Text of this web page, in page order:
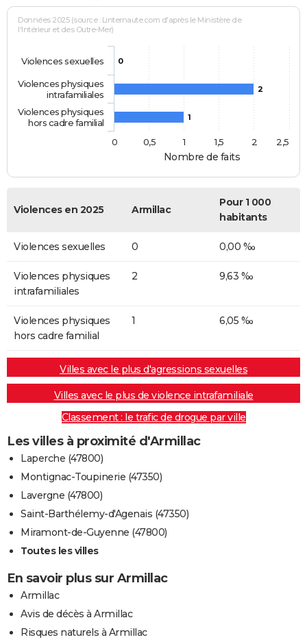
Nombre de faits
Données 2025 (source : Linternaute.com d'après le Ministère de
l'Intérieur et des Outre-Mer)
0
2
1
Violences sexuelles
Violences physiques
intrafamiliales
Violences physiques
hors cadre familial
0
0,5 1 1,5 2 2,5
Violences en 2025 Armillac
Pour 1 000
habitants
Violences sexuelles 0 0,00 ‰
Violences physiques
intrafamiliales
2 9,63 ‰
Violences physiques
hors cadre familial
1 6,05 ‰
Villes avec le plus d'agressions sexuelles
Villes avec le plus de violence intrafamiliale
Classement : le trafic de drogue par ville
Les villes à proximité d'Armillac
Laperche (47800)
Montignac-Toupinerie (47350)
Lavergne (47800)
Saint-Barthélemy-d'Agenais (47350)
Miramont-de-Guyenne (47800)
Toutes les villes
En savoir plus sur Armillac
Armillac
Avis de décès à Armillac
Risques naturels à Armillac